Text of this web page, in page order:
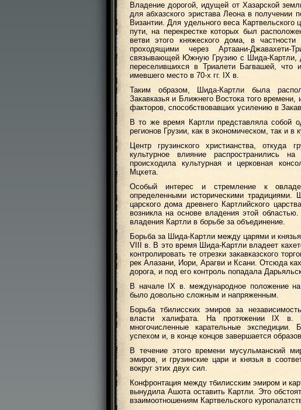
Владение дорогой, идущей от Хазарской
для абхазского эристава Леона в получении
Византии. Для удельного веса Картвельского
пути, на перекрестке которых был
ветви этого княжеского дома, в
проходящими через Артаани-Джавахети-
связывающей Южную Грузию с Шида-Картли,
переселившихся в Триалети Багвашей, что
имевшего место в 70-х гг. IX в.
Таким образом, Шида-Картли была
Закавказья и Ближнего Востока того
факторов, способствовавших усилению в
В то же время Картли представляла собой
регионов Грузии, как в экономическом, так и в
Центр грузинского христианства, откуда
культурное влияние распространились
происходила культурная и церковная
Мцхета.
Особый интерес и стремление к
определенными историческими
царского дома древнего Картлийского
возникла на основе владения этой
владения Картли в борьбе за объединение.
Борьба за Шида-Картли между царями и
VIII в. В это время Шида-Картли владеет
контролировать те отрезки закавказского
рек Алазани, Иори, Арагви и Ксани. Отсюда
дорога, и под его контроль попадала
В начале IX в. международное положение
было довольно сложным и напряженным.
Борьба тбилисских эмиров за
власти халифата. На протяжении IX в.
многочисленные карательные
успехом и, в конце концов завершается
В течение этого времени мусульманский
эмиров, и грузинские цари и князья в
вокруг этих двух сил.
Конфронтация между тбилисским эмиром и
вынудила Ашота оставить Картли. Это
взаимоотношениям Картвельского